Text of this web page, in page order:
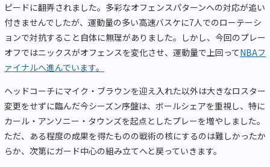
ピードに翻弄されました。多彩なオフェンスパターンへの対応が追い
付きませんでしたが、運動量の多い高速バスケに7人でのローテーシ
ョンで対抗すること自体に無理がありました。しかし、今回のプレー
オフではニックスがオフェンスを変化させ、運動量で上回ってNBAフ
ァイナルへ進んでいます。
ヘッドコーチにマイク・ブラウンを迎え入れた以外は大きなロスター
変更をせずに臨んだ今シーズン序盤は、ボールシェアを重視し、特に
カール・アンソニー・タウンズを起点としたプレーを増やしました。
ただ、ある程度の成果を得たものの戦術の核にするのは難しかったか
らか、次第にガード中心の組み立てへと戻っていきます。